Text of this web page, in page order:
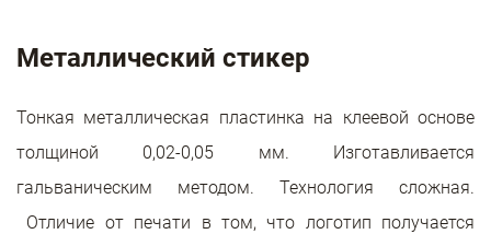
Металлический стикер
Тонкая металлическая пластинка на клеевой основе
толщиной 0,02-0,05 мм. Изготавливается
гальваническим методом. Технология сложная.
Отличие от печати в том, что логотип получается